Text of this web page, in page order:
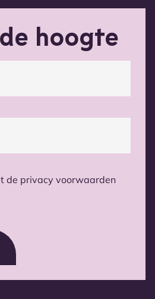
hoogte
de privacy voorwaarden